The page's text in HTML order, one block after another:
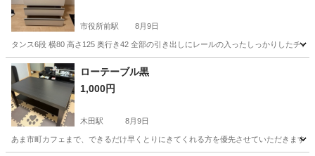
市役所前駅 8月9日
タンス6段 横80 高さ125 奥行き42 全部の引き出しにレールの入ったしっかりしたチ
愛知 豊橋市 市役所前駅 収納家具
ローテーブル黒
1,000円
木田駅 8月9日
あま市町カフェまで、できるだけ早くとりにきてくれる方を優先させていただきます